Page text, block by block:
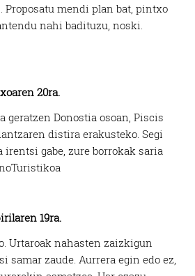
mendi plan bat, pintxo
nahi badituzu, noski.
20ra.
geratzen Donostia osoan, Piscis
distira erakusteko. Segi
irentsi gabe, zure borrokak saria
19ra.
Urtaroak nahasten zaizkigun
samar zaude. Aurrera egin edo ez,